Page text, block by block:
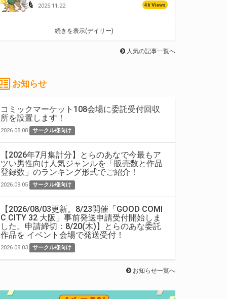
2025.11.22 46 Views
続きを表示(デイリー)
人気の記事一覧へ
お知らせ
コミックマーケット108会場に委託受付回収
所を設置します！
2026.08.08 サークル様向け
【2026年7月集計分】とらのあなで今最もア
ツい男性向け人気ジャンルを「販売数と作品
登録数」のランキング形式でご紹介！
2026.08.05 サークル様向け
【2026/08/03更新。8/23開催「GOOD COMI
C CITY 32 大阪」事前発送申請受付開始しま
した。申請締切：8/20(木)】とらのあな委託
作品を イベント会場で発送受付！
2026.08.03 サークル様向け
お知らせ一覧へ